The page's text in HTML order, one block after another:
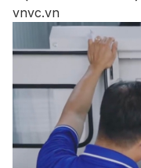
vnvc.vn